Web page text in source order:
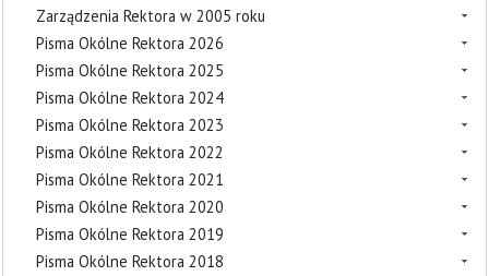
Zarządzenia Rektora w 2005 roku
Pisma Okólne Rektora 2026
Pisma Okólne Rektora 2025
Pisma Okólne Rektora 2024
Pisma Okólne Rektora 2023
Pisma Okólne Rektora 2022
Pisma Okólne Rektora 2021
Pisma Okólne Rektora 2020
Pisma Okólne Rektora 2019
Pisma Okólne Rektora 2018